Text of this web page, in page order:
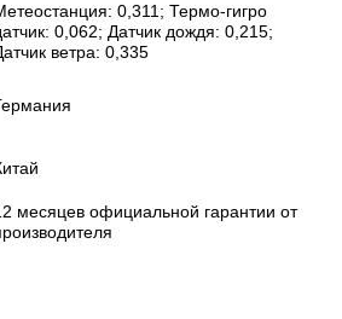
0,311; Термо-гигро
0,062; Датчик дождя: 0,215;
ветра: 0,335
месяцев официальной гарантии от